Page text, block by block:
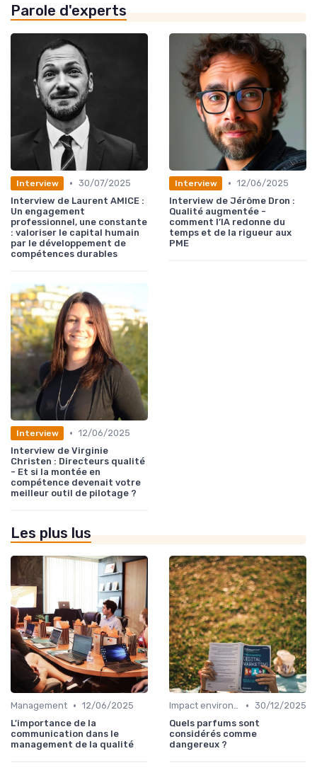
Parole d'experts
Interview • 30/07/2025
Interview de Laurent AMICE :
Un engagement
professionnel, une constante
: valoriser le capital humain
par le développement de
compétences durables
Interview • 12/06/2025
Interview de Jérôme Dron :
Qualité augmentée -
comment l’IA redonne du
temps et de la rigueur aux
PME
Interview • 12/06/2025
Interview de Virginie
Christen : Directeurs qualité
- Et si la montée en
compétence devenait votre
meilleur outil de pilotage ?
Les plus lus
Management • 12/06/2025
L'importance de la
communication dans le
management de la qualité
Impact environnemental • 30/12/2025
Quels parfums sont
considérés comme
dangereux ?